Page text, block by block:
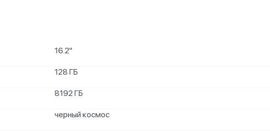
16.2"
128 ГБ
8192 ГБ
черный космос